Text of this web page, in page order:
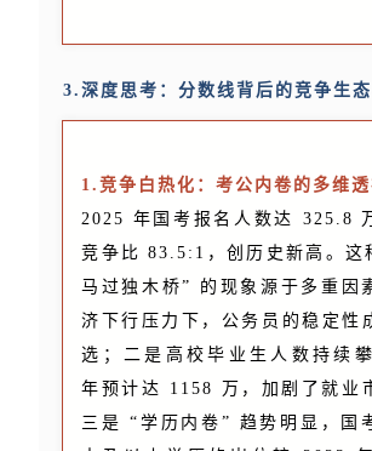
3.深度思考：分数线背后的竞争生
1.竞争白热化：考公内卷的多维透
2025 年国考报名人数达 325.8
竞争比 83.5:1，创历史新高。这
马过独木桥” 的现象源于多重因
济下行压力下，公务员的稳定性
选；二是高校毕业生人数持续
年预计达 1158 万，加剧了就业
三是 “学历内卷” 趋势明显，国